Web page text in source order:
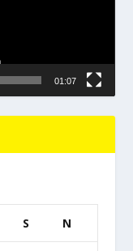
01:07
S N